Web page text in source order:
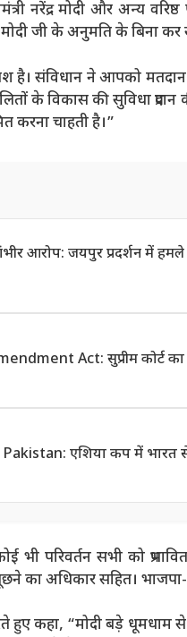
नरेंद्र मोदी और अन्य
मोदी जी के अनुमति के बिना
है। संविधान ने आपको
के विकास की सुविधा
करना चाहती है।”
आरोप: जयपुर प्रदर्शन में
Act: सुप्रीम कोर्ट
एशिया कप में भारत
भी परिवर्तन सभी को
का अधिकार सहित। भाजपा-
हुए कहा, “मोदी बड़े धूमधाम